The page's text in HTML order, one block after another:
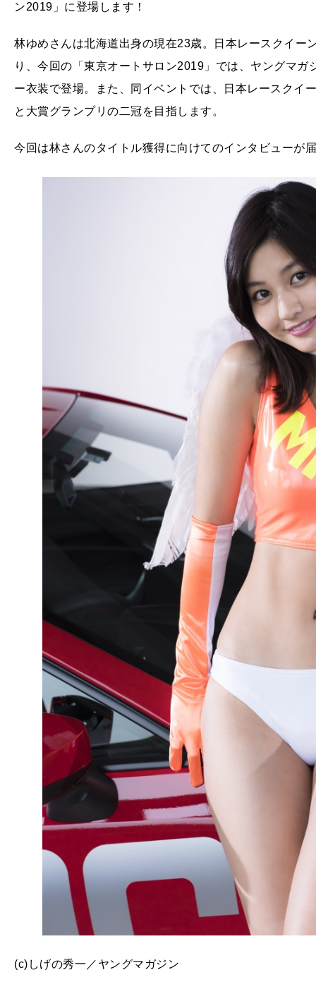
ン2019」に登場します！
林ゆめさんは北海道出身の現在23歳。日本レースクイー
り、今回の「東京オートサロン2019」では、ヤングマ
ー衣装で登場。また、同イベントでは、日本レースクイ
と大賞グランプリの二冠を目指します。
今回は林さんのタイトル獲得に向けてのインタビューが
(c)しげの秀一／ヤングマガジン